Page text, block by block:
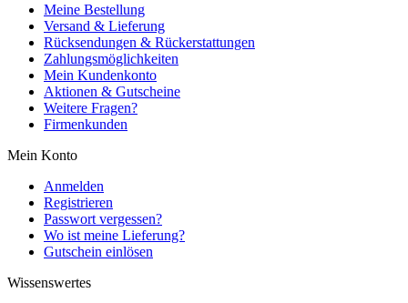
Meine Bestellung
Versand & Lieferung
Rücksendungen & Rückerstattungen
Zahlungsmöglichkeiten
Mein Kundenkonto
Aktionen & Gutscheine
Weitere Fragen?
Firmenkunden
Mein Konto
Anmelden
Registrieren
Passwort vergessen?
Wo ist meine Lieferung?
Gutschein einlösen
Wissenswertes